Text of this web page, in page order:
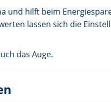
und hilft beim
lassen sich die
das Auge.